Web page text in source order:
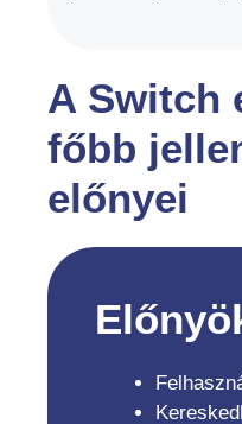
A Switch
főbb
előnyei